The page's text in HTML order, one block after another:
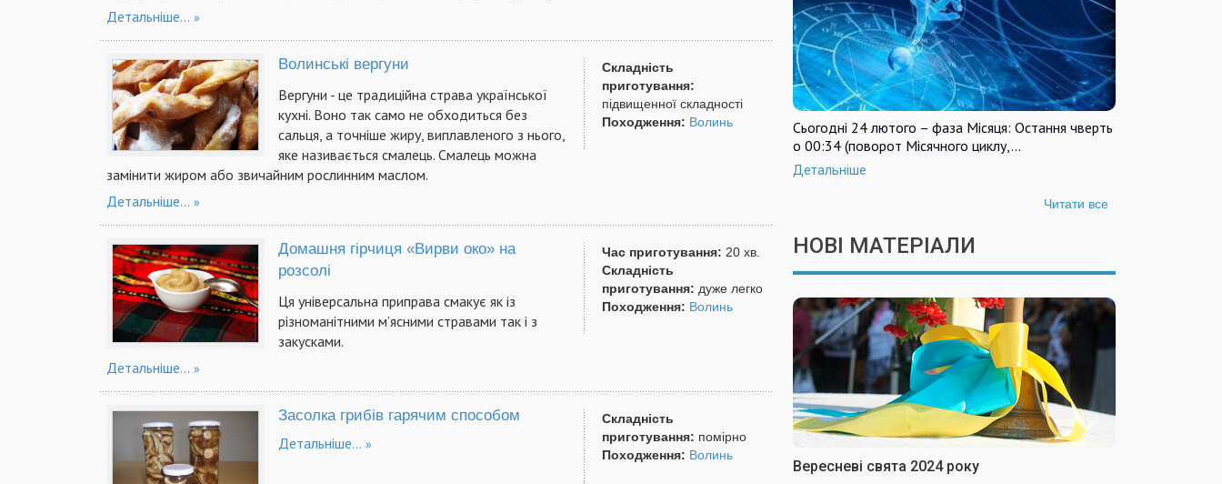
Детальніше...
Складність
приготування:
підвищенної складності
Походження: Волинь
Волинські вергуни
Вергуни - це традиційна страва української
кухні. Воно так само не обходиться без
сальця, а точніше жиру, виплавленого з нього,
яке називається смалець. Смалець можна
замінити жиром або звичайним рослинним маслом.
Детальніше...
Час приготування: 20 хв.
Складність
приготування: дуже легко
Походження: Волинь
Домашня гірчиця «Вирви око» на
розсолі
Ця універсальна приправа смакує як із
різноманітними м’ясними стравами так і з
закусками.
Детальніше...
Складність
приготування: помірно
Походження: Волинь
Засолка грибів гарячим способом
Детальніше...
Сьогодні 24 лютого – фаза Місяця: Остання чверть
о 00:34 (поворот Місячного циклу,…
Детальніше
Читати все
НОВІ МАТЕРІАЛИ
Вересневі свята 2024 року